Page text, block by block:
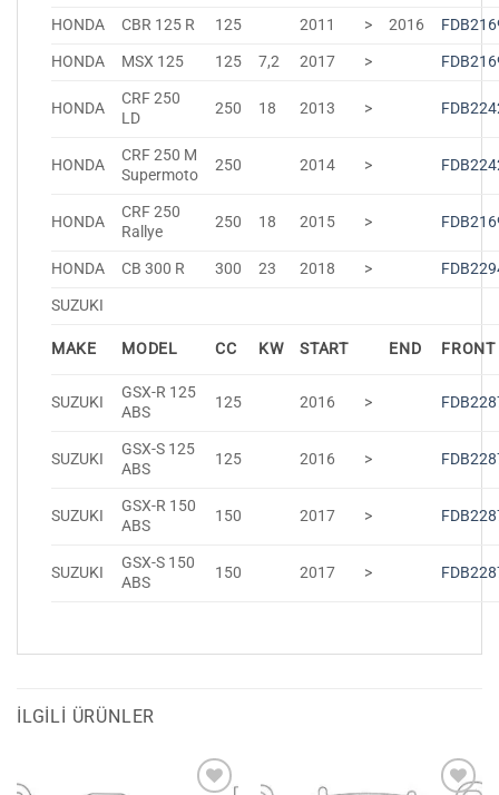
HONDA
CBR 125 R 125 2011 > 2016
HONDA
MSX 125 125 7,2 2017 >
HONDA
CRF 250
LD
250 18 2013 >
HONDA
CRF 250 M
Supermoto
250 2014 >
HONDA
CRF 250
Rallye
250 18 2015 >
HONDA CB 300 R 300 23 2018 >
SUZUKI
MAKE MODEL CC KW START END FRONT
SUZUKI
GSX-R 125
ABS
125 2016 >
SUZUKI
GSX-S 125
ABS
125 2016 >
SUZUKI
GSX-R 150
ABS
150 2017 >
SUZUKI
GSX-S 150
ABS
150 2017 >
İLGILI ÜRÜNLER